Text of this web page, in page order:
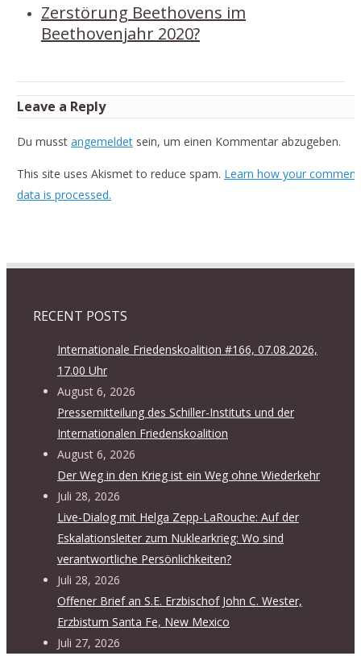
Zerstörung Beethovens im
Beethovenjahr 2020?
Leave a Reply
Du musst angemeldetsein, um einen Kommentar abzugeben.
This site uses Akismet to reduce spam. Learn how your comment
data is processed.
RECENT POSTS
Internationale Friedenskoalition #166, 07.08.2026,
17.00 Uhr
August 6, 2026
Pressemitteilung des Schiller-Instituts und der
Internationalen Friedenskoalition
August 6, 2026
Der Weg in den Krieg ist ein Weg ohne Wiederkehr
Juli 28, 2026
Live-Dialog mit Helga Zepp-LaRouche: Auf der
Eskalationsleiter zum Nuklearkrieg: Wo sind
verantwortliche Persönlichkeiten?
Juli 28, 2026
Offener Brief an S.E. Erzbischof John C. Wester,
Erzbistum Santa Fe, New Mexico
Juli 27, 2026